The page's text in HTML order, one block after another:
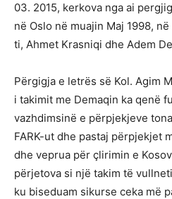
03. 2015, kerkova nga ai
në Oslo në muajin Maj 1998,
ti, Ahmet Krasniqi dhe Adem
Përgigja e letrës së Kol. Agim
i takimit me Demaqin ka qenë
vazhdimsinë e përpjekjeve
FARK-ut dhe pastaj përpjekjet
dhe veprua për çlirimin e
përjetova si një takim të
ku biseduam sikurse ceka më